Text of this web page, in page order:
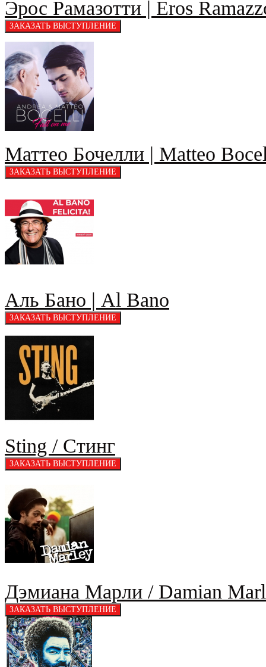
Эрос Рамазотти | Eros
Маттео Бочелли | Matteo
Аль Бано | Al Bano
Sting / Стинг
Дэмиана Марли / Damian